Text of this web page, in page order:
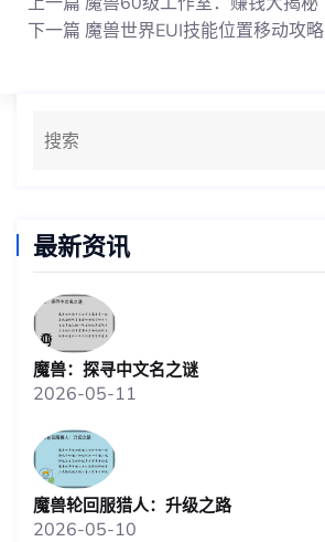
下一篇 魔兽世界EUI技能位置移动攻略
最新资讯
魔兽：探寻中文名之谜
2026-05-11
魔兽轮回服猎人：升级之路
2026-05-10